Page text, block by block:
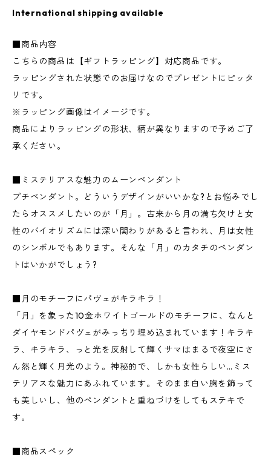
International shipping available
■商品内容
こちらの商品は【ギフトラッピング】対応商品です。
ラッピングされた状態でのお届けなのでプレゼントにピッタ
リです。
※ラッピング画像はイメージです。
商品によりラッピングの形状、柄が異なりますので予めご了
承ください。
■ミステリアスな魅力のムーンペンダント
プチペンダント。どういうデザインがいいかな?とお悩みでし
たらオススメしたいのが「月」。古来から月の満ち欠けと女
性のバイオリズムには深い関わりがあると言われ、月は女性
のシンボルでもあります。そんな「月」のカタチのペンダン
トはいかがでしょう?
■月のモチーフにパヴェがキラキラ！
「月」を象った10金ホワイトゴールドのモチーフに、なんと
ダイヤモンドパヴェがみっちり埋め込まれています！キラキ
ラ、キラキラ、っと光を反射して輝くサマはまるで夜空にさ
ん然と輝く月光のよう。神秘的で、しかも女性らしい…ミス
テリアスな魅力にあふれています。そのまま白い胸を飾って
も美しいし、他のペンダントと重ねづけをしてもステキで
す。
■商品スペック